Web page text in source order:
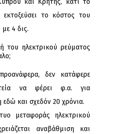
και Κρήτης, κάτι το
το κόστος του
4 δις.
του ηλεκτρικού ρεύματος
δεν κατάφερε
να φέρει φ.α. για
και σχεδόν 20 χρόνια.
μεταφοράς ηλεκτρικού
αναβάθμιση και